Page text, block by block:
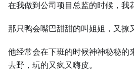
在我做到公司项目总监的时候，我
那只鸭会嘴巴甜甜的叫姐姐，又撩
他经常会在下班的时候神神秘秘的
去野，玩的又疯又嗨皮。